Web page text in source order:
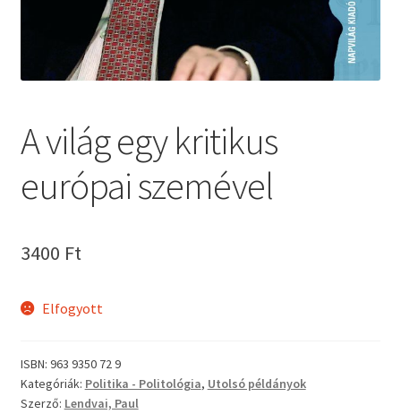
A világ egy kritikus
európai szemével
3400 Ft
Elfogyott
ISBN: 963 9350 72 9
Kategóriák: Politika - Politológia, Utolsó példányok
Szerző: Lendvai, Paul